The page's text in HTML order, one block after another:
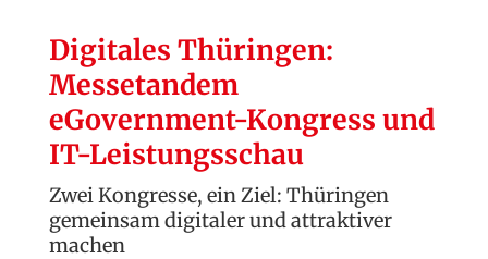
Digitales Thüringen:
Messetandem
eGovernment-Kongress und
IT-Leistungsschau
Zwei Kongresse, ein Ziel: Thüringen
gemeinsam digitaler und attraktiver
machen